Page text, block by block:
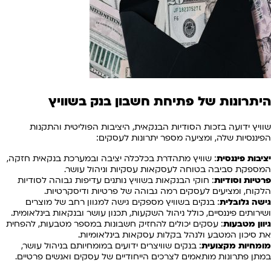
היתרונות של פתיחת חשבון בנק בשוויץ
שוויץ ידועה בזכות הסודיות הבנקאית, היציבות הפוליטית והתקנות
הפיננסיות שלה, ומציעה מספר יתרונות לעסקים:
יציבות פיננסית: שוויץ מתהדרת בכלכלה יציבה ובמערכת בנקאית חזקה,
המספקת סביבה בטוחה לעסקאות עסקיות וניהול עושר.
פרטיות וסודיות: חוקי הבנקאות בשוויץ נותנים עדיפות גבוהה לסודיות
הלקוח, ומציעים לעסקים רמה גבוהה של פרטיות ודיסקרטיות.
גישה גלובלית: בנקים בשוויץ מספקים גישה למגוון רחב של מוצרים
ושירותים פיננסיים, כולל ניהול השקעות, תכנון עושר ובנקאות בינלאומית.
גיוון מטבעות: עסקים יכולים להחזיק חשבונות במספר מטבעות, להפחית
את סיכון המטבע ולנהל בקלות עסקאות בינלאומיות.
מומחיות מקצועית: בנקים שוויצרים ידועים במומחיותם בניהול עושר,
במתן פתרונות מותאמים לצרכים הייחודיים של עסקים ואנשים פרטיים.